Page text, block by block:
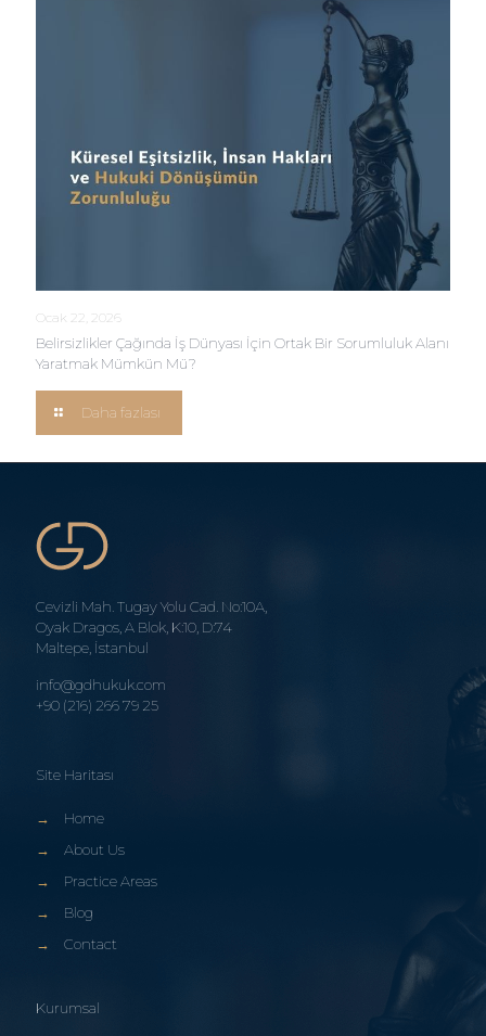
Ocak 22, 2026
Belirsizlikler Çağında İş Dünyası İçin Ortak Bir Sorumluluk Alanı
Yaratmak Mümkün Mü?
Daha fazlası
Cevizli Mah. Tugay Yolu Cad. No:10A,
Oyak Dragos, A Blok, K:10, D:74
Maltepe, İstanbul
info@gdhukuk.com
+90 (216) 266 79 25
Site Haritası
→
Home
→
About Us
→
Practice Areas
→
Blog
→
Contact
Kurumsal